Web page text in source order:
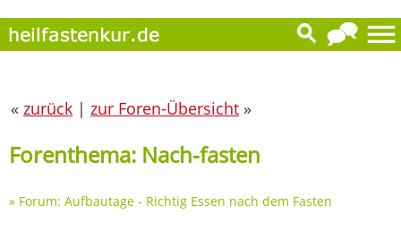
« zurück | zur Foren-Übersicht »
Forenthema: Nach-fasten
» Forum: Aufbautage - Richtig Essen nach dem Fasten